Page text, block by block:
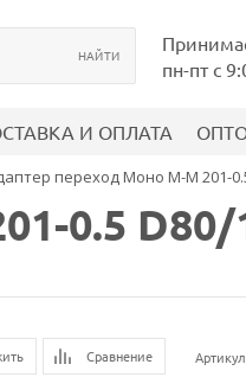
пн-пт с
И ОПЛАТА
переход Моно М-М 201-
0.5 D80/
Сравнение Артикул